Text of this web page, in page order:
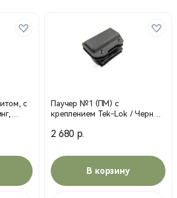
с
Паучер №1 (ПМ) с
креплением Tek-Lok / Черный
2 680 р.
В корзину